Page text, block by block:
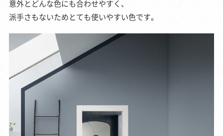
意外とどんな色にも合わせやすく、
派手さもないためとても使いやすい色です。